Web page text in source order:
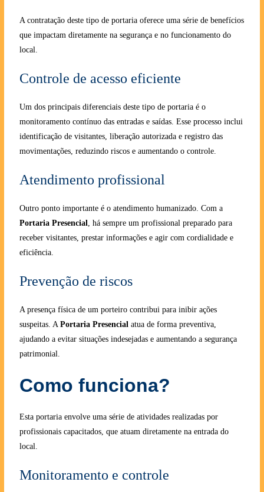
A contratação deste tipo de portaria oferece uma série de benefícios
que impactam diretamente na segurança e no funcionamento do
local.
Controle de acesso eficiente
Um dos principais diferenciais deste tipo de portaria é o
monitoramento contínuo das entradas e saídas. Esse processo inclui
identificação de visitantes, liberação autorizada e registro das
movimentações, reduzindo riscos e aumentando o controle.
Atendimento profissional
Outro ponto importante é o atendimento humanizado. Com a
Portaria Presencial, há sempre um profissional preparado para
receber visitantes, prestar informações e agir com cordialidade e
eficiência.
Prevenção de riscos
A presença física de um porteiro contribui para inibir ações
suspeitas. A Portaria Presencialatua de forma preventiva,
ajudando a evitar situações indesejadas e aumentando a segurança
patrimonial.
Como funciona?
Esta portaria envolve uma série de atividades realizadas por
profissionais capacitados, que atuam diretamente na entrada do
local.
Monitoramento e controle